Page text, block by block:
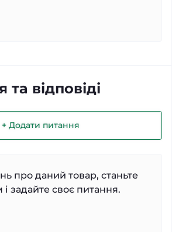
та відповіді
+ Додати питання
про даний товар, станьте
задайте своє питання.